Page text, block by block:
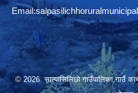
Email:
© 2026 साल्पासिलिछो गाउँपालिका,गाउँ